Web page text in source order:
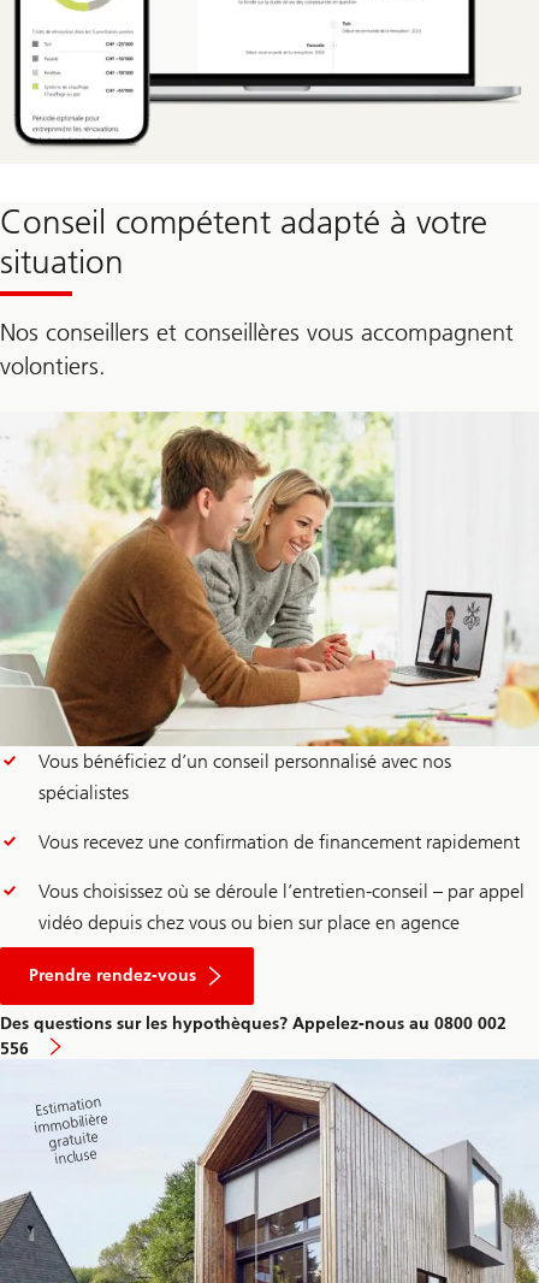
Conseil compétent adapté à votre
situation
Nos conseillers et conseillères vous accompagnent
volontiers.
Vous bénéficiez d’un conseil personnalisé avec nos
spécialistes
Vous recevez une confirmation de financement rapidement
Vous choisissez où se déroule l’entretien-conseil – par appel
vidéo depuis chez vous ou bien sur place en agence
Prendre rendez-vous
une
hypothécaire
Des questions sur les hypothèques? Appelez-nous au 0800 002
556
Estimation
immobilière
gratuite
incluse